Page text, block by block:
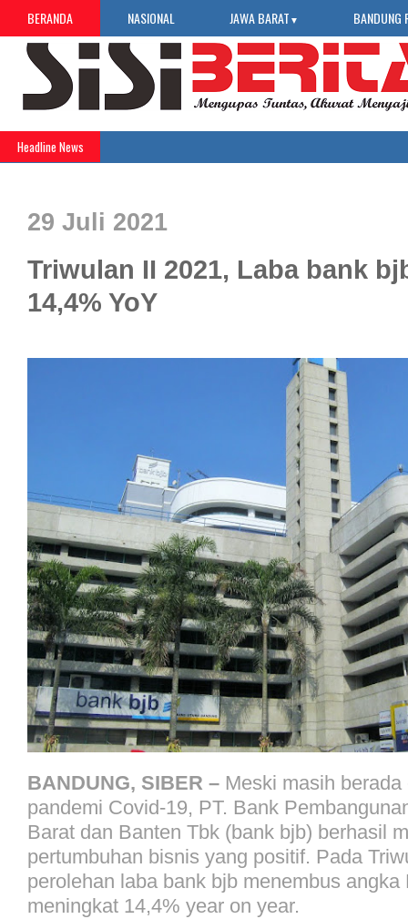
BERANDA NASIONAL JAWA BARAT ▼ BANDUNG
Headline News
29 Juli 2021
Triwulan II 2021, Laba bank
14,4% YoY
BANDUNG, SIBER – Meski masih
pandemi Covid-19, PT. Bank
Barat dan Banten Tbk (bank bjb) berhasil
pertumbuhan bisnis yang positif. Pada
perolehan laba bank bjb menembus angka
meningkat 14,4% year on year.